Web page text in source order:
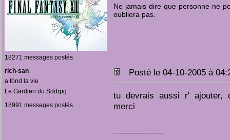
18271 messages postés
Ne jamais dire que personne ne
oubliera pas.
rich-san
a fond la vie
Le Gardien du Sddrpg
18991 messages postés
Posté le 04-10-2005 à
tu devrais aussi r' ajouter,
merci
--------------------